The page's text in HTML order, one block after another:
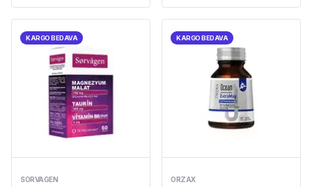
KARGO BEDAVA
SORVAGEN
KARGO BEDAVA
ORZAX